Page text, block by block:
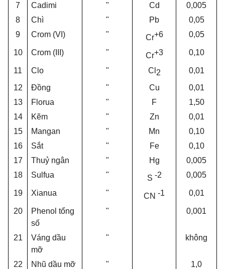
7 Cadimi " Cd
0,005
8
Chì " Pb
0,05
9
Crom (VI) " Cr+6 0,05
10 Crom (III) " Cr+3 0,10
11 Clo " Cl 2
0,01
12
Đồng " Cu
0,01
13
Florua " F
1,50
14
Kẽm " Zn
0,01
15
Mangan " Mn
0,10
16
Sắt " Fe
0,10
17
Thuỷ ngân " Hg
0,005
18
Sulfua " S -2 0,005
19 Xianua " CN -1 0,01
20
Phenol tổng
số
" 0,001
21
Váng dầu
mỡ
" không
22 Nhũ dầu mỡ "
1,0